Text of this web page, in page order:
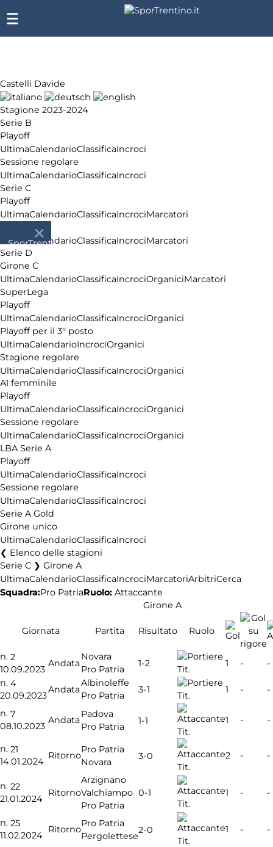
Castelli Davide
Stagione 2023-2024
Serie B
Playoff
UltimaCalendarioClassificaIncroci
Sessione regolare
UltimaCalendarioClassificaIncroci
Serie C
Playoff
UltimaCalendarioClassificaIncrociMarcatori
Girone A
UltimaCalendarioClassificaIncrociMarcatori
Serie D
Girone C
UltimaCalendarioClassificaIncrociOrganiciMarcatori
SuperLega
Playoff
UltimaCalendarioClassificaIncrociOrganici
Playoff per il 3° posto
UltimaCalendarioIncrociOrganici
Stagione regolare
UltimaCalendarioClassificaIncrociOrganici
A1 femminile
Playoff
UltimaCalendarioClassificaIncrociOrganici
Sessione regolare
UltimaCalendarioClassificaIncrociOrganici
LBA Serie A
Playoff
UltimaCalendarioClassificaIncroci
Sessione regolare
UltimaCalendarioClassificaIncroci
Serie A Gold
Girone unico
UltimaCalendarioClassificaIncroci
Elenco delle stagioni
Serie C ❯ Girone A
UltimaCalendarioClassificaIncrociMarcatoriArbitriCerca
Squadra:Pro PatriaRuolo: Attaccante
Girone A
Giornata Partita Risultato Ruolo
n. 2
10.09.2023
Andata
Novara
Pro Patria
1-2
Tit.
1 -
-
n. 4
20.09.2023
Andata
Albinoleffe
Pro Patria
3-1
Tit.
1 - -
n. 7
08.10.2023
Andata
Padova
Pro Patria
1-1
Tit.
1 - -
n. 21
14.01.2024
Ritorno
Pro Patria
Novara
3-0
Tit.
2 - -
n. 22
21.01.2024
Ritorno
Arzignano
Valchiampo
Pro Patria
0-1
Tit.
1 - -
n. 25
11.02.2024
Ritorno
Pro Patria
Pergolettese
2-0
Tit.
1 - -
SporTrentino.it
Chi
siamo
Affiliazione
Pubblicità